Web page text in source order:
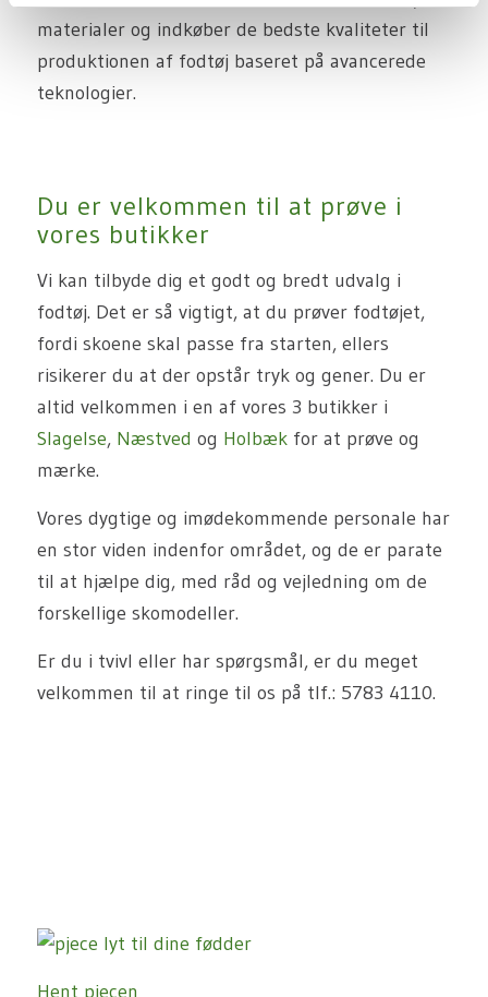
materialer og indkøber de bedste kvaliteter til
produktionen af fodtøj baseret på avancerede
teknologier.
Du er velkommen til at prøve i
vores butikker
Vi kan tilbyde dig et godt og bredt udvalg i
fodtøj. Det er så vigtigt, at du prøver fodtøjet,
fordi skoene skal passe fra starten, ellers
risikerer du at der opstår tryk og gener. Du er
altid velkommen i en af vores 3 butikker i
Slagelse, Næstved og Holbækfor at prøve og
mærke.
Vores dygtige og imødekommende personale har
en stor viden indenfor området, og de er parate
til at hjælpe dig, med råd og vejledning om de
forskellige skomodeller.
Er du i tvivl eller har spørgsmål, er du meget
velkommen til at ringe til os på tlf.: 5783 4110.
Hent pjecen